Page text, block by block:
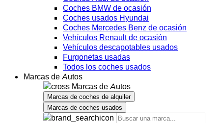
Coches BMW de ocasión
Coches usados Hyundai
Coches Mercedes Benz de ocasión
Vehículos Renault de ocasión
Vehículos descapotables usados
Furgonetas usadas
Todos los coches usados
Marcas de Autos
Marcas de Autos
Marcas de coches de alquiler
Marcas de coches usados